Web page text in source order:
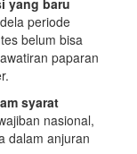
periode
belum bisa
paparan
syarat
nasional,
dalam anjuran